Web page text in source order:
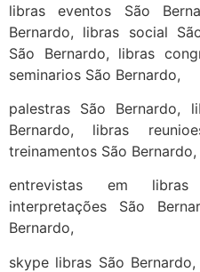
libras eventos São
Bernardo, libras social
São Bernardo, libras
seminarios São Bernardo,
palestras São Bernardo,
Bernardo, libras
treinamentos São
entrevistas em
interpretações São
Bernardo,
skype libras São